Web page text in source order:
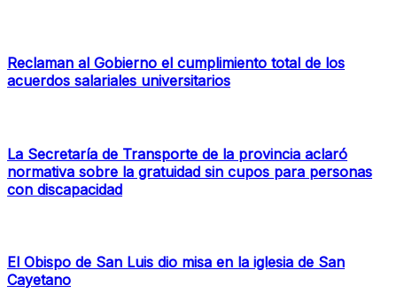
Reclaman al Gobierno el cumplimiento total de los
acuerdos salariales universitarios
La Secretaría de Transporte de la provincia aclaró
normativa sobre la gratuidad sin cupos para personas
con discapacidad
El Obispo de San Luis dio misa en la iglesia de San
Cayetano